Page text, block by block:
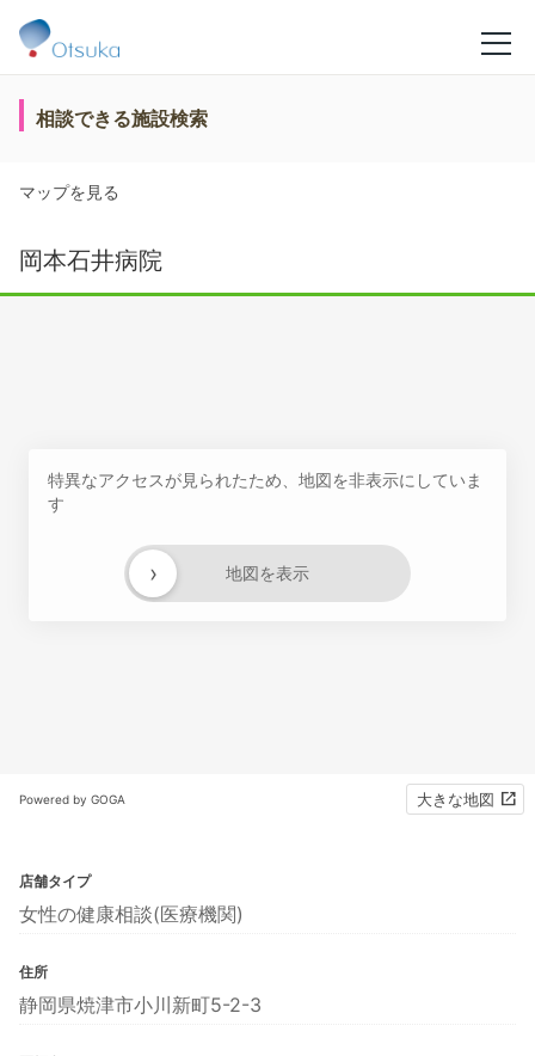
相談できる施設検索
マップを見る
岡本石井病院
特異なアクセスが見られたため、地図を非表示にしていま
す
地図を表示
›
Powered by GOGA 大きな地図
店舗タイプ
女性の健康相談(医療機関)
住所
静岡県焼津市小川新町5-2-3